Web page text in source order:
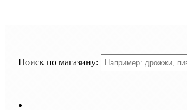
Поиск по магазину: